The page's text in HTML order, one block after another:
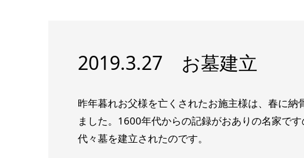
2019.3.27 お墓建立
昨年暮れお父様を亡くされたお施主様は、春に
ました。1600年代からの記録がおありの名家で
代々墓を建立されたのです。